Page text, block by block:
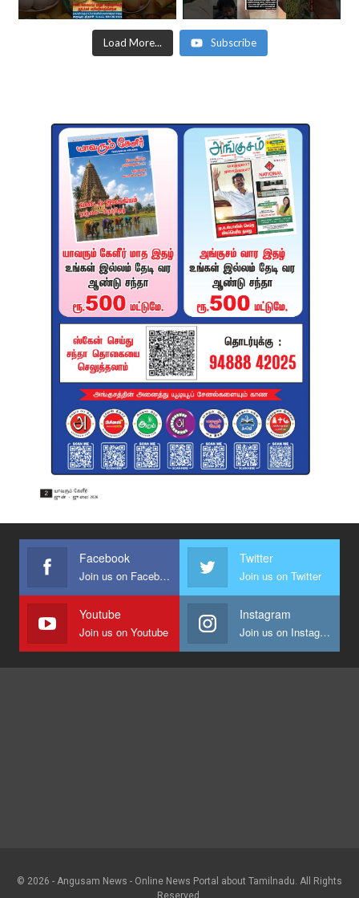
Load More... Subscribe
Facebook
Join us on Facebook
Twitter
Join us on Twitter
Youtube
Join us on Youtube
Instagram
Join us on Instagram
© 2026 - Angusam News - Online News Portal about Tamilnadu. All Rights
Reserved.